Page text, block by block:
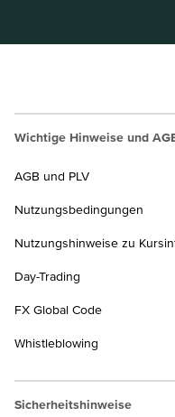
Wichtige Hinweise und
AGB und PLV
Nutzungsbedingungen
Nutzungshinweise zu
Day-Trading
FX Global Code
Whistleblowing
Sicherheitshinweise